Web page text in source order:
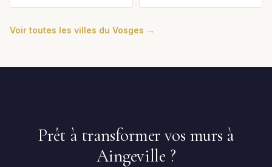
Voir toutes les villes du Vosges →
Prêt à transformer vos murs à
Aingeville ?